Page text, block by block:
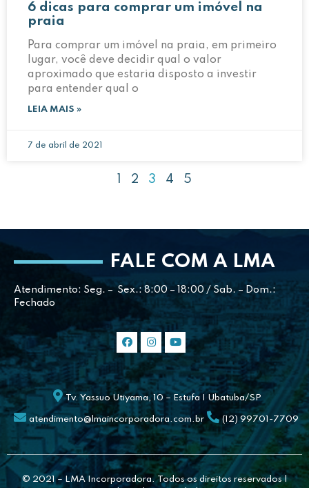
6 dicas para comprar um imóvel na
praia
Para comprar um imóvel na praia, em primeiro
lugar, você deve decidir qual o valor
aproximado que estaria disposto a investir
para entender qual o
LEIA MAIS »
7 de abril de 2021
2 3 4 5
FALE COM A LMA
Atendimento: Seg. – Sex.: 8:00 – 18:00 / Sab. – Dom.:
Fechado
Tv. Yassuo Utiyama, 10 – Estufa I Ubatuba/SP
atendimento@lmaincorporadora.com.br (12) 99701-7709
© 2021 – LMA Incorporadora. Todos os direitos reservados |